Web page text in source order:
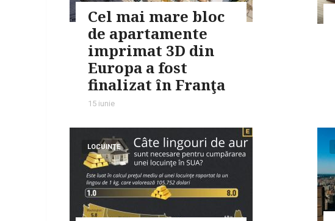
Cel mai mare bloc
de apartamente
imprimat 3D din
Europa a fost
finalizat în Franţa
15 iunie
LOCUINŢE